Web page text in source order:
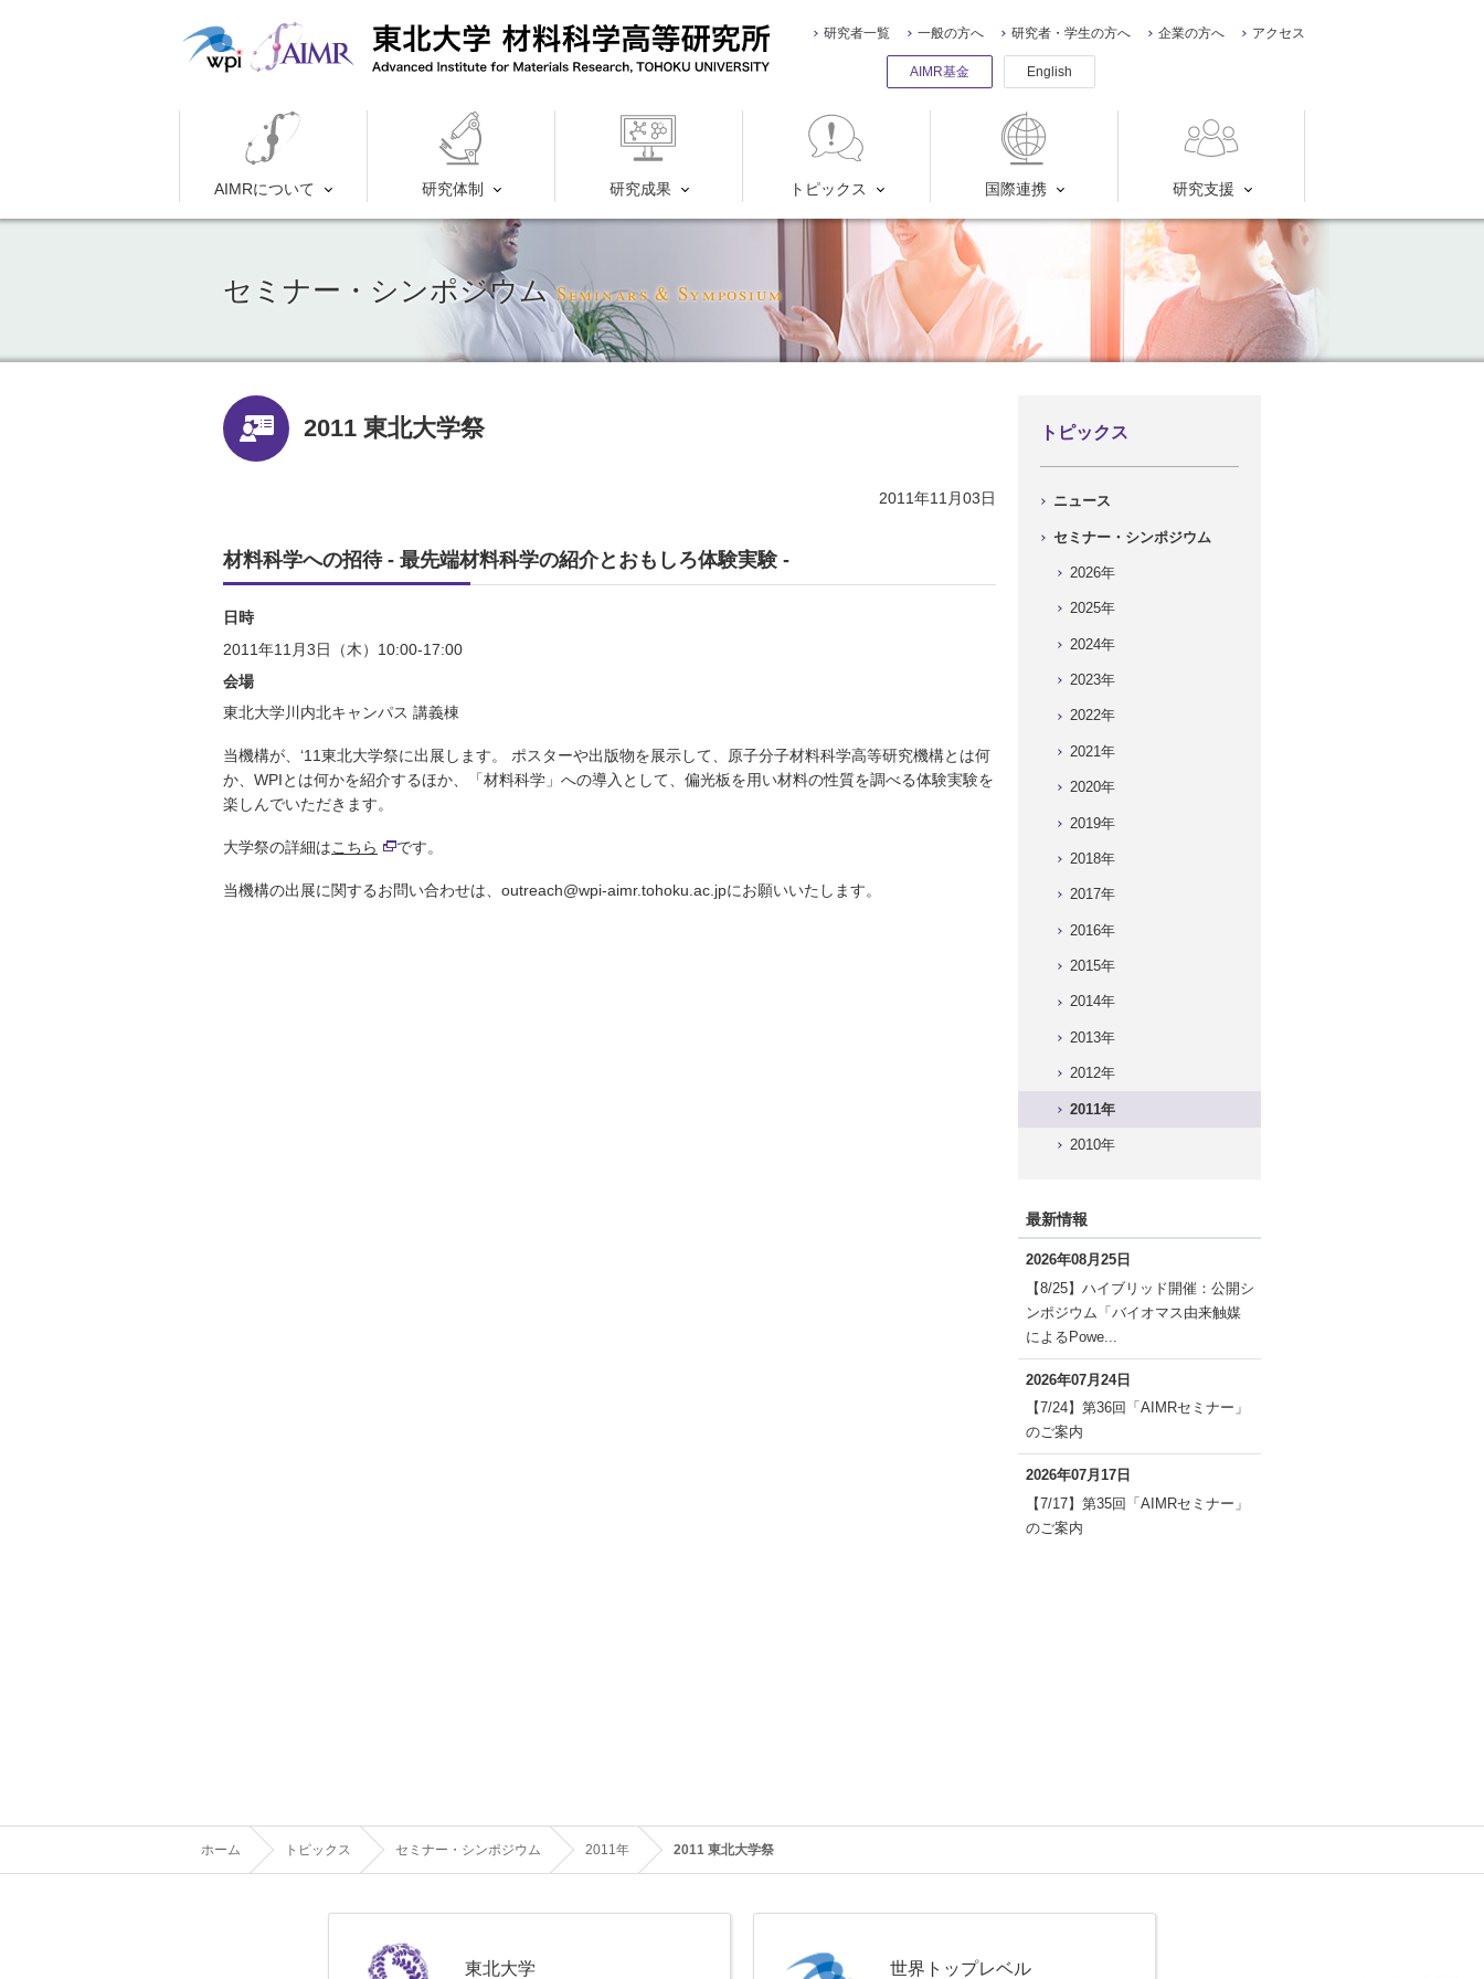
AIMRについて 研究体制 研究成果 トピックス 国際連携 研究支援
研究者一覧 一般の方へ 研究者・学生の方へ 企業の方へ アクセス
AIMR基金 English
セミナー・シンポジウムSeminars & Symposium
2011 東北大学祭
2011年11月03日
材料科学への招待 - 最先端材料科学の紹介とおもしろ体験実験 -
日時
2011年11月3日（木）10:00-17:00
会場
東北大学川内北キャンパス 講義棟
当機構が、‘11東北大学祭に出展します。 ポスターや出版物を展示して、原子分子材料科学高等研究機構とは何
か、WPIとは何かを紹介するほか、「材料科学」への導入として、偏光板を用い材料の性質を調べる体験実験を
楽しんでいただきます。
大学祭の詳細はこちら です。
当機構の出展に関するお問い合わせは、outreach@wpi-aimr.tohoku.ac.jpにお願いいたします。
トピックス
ニュース
セミナー・シンポジウム
2026年
2025年
2024年
2023年
2022年
2021年
2020年
2019年
2018年
2017年
2016年
2015年
2014年
2013年
2012年
2011年
2010年
最新情報
2026年08月25日
【8/25】ハイブリッド開催：公開シ
ンポジウム「バイオマス由来触媒
によるPowe...
2026年07月24日
【7/24】第36回「AIMRセミナー」
のご案内
2026年07月17日
【7/17】第35回「AIMRセミナー」
のご案内
ホーム トピックス セミナー・シンポジウム 2011年 2011 東北大学祭
東北大学 世界トップレベル